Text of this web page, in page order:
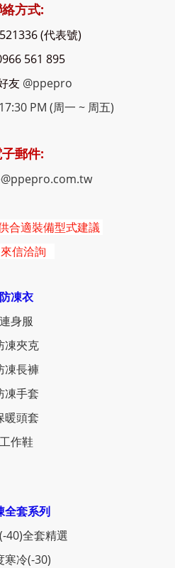
方式:
(代表號)
561 895
友 @ppepro
PM (周一 ~ 周五)
郵件:
合適裝備型式建議
信洽詢
防凍衣
連身服
凍夾克
凍長褲
凍手套
暖頭套
工作鞋
全套系列
40)全套精選
寒冷(-30)